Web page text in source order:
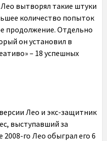
вытворял такие штуки
количество попыток
продолжение. Отдельно
он установил в
– 18 успешных
Лео и экс-защитник
выступавший за
2008-го Лео обыграл его 6